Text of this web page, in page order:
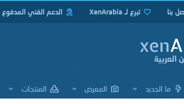
بنا تبرع لـ XenArabia الدعم الفني المدفوع
ما الجديد المعرض المنتجات